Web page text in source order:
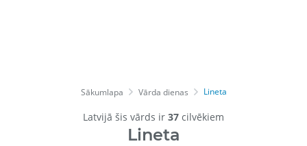
Sākumlapa Vārda dienas Lineta
Latvijā šis vārds ir 37 cilvēkiem
Lineta